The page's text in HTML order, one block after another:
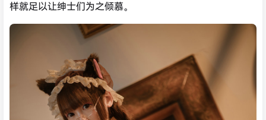
样就足以让绅士们为之倾慕。